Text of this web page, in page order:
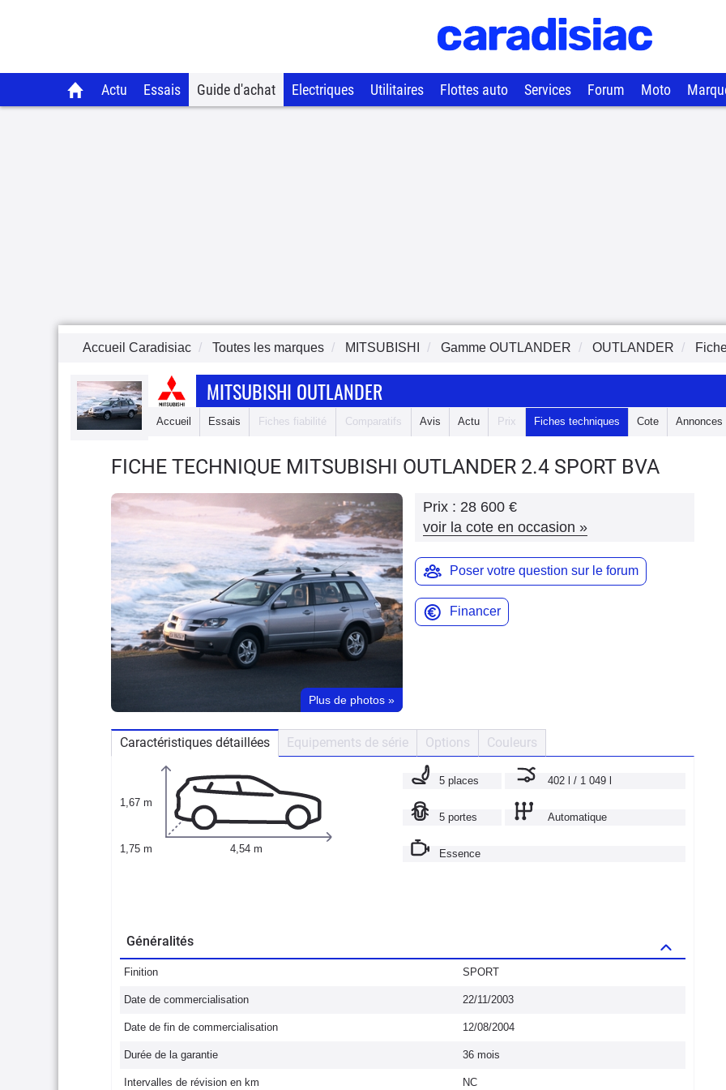
Actu Essais Guide d'achat Electriques Utilitaires Flottes auto Services Forum Moto
Accueil Caradisiac Toutes les marques MITSUBISHI Gamme OUTLANDER OUTLANDER
MITSUBISHI OUTLANDER
Accueil Essais Fiches fiabilité Comparatifs Avis Actu Prix Fiches techniques Cote Annonces
FICHE TECHNIQUE MITSUBISHI OUTLANDER 2.4 SPORT BVA
Plus de photos »
Prix : 28 600 €
voir la cote en occasion »
Poser votre question sur le forum
Financer
Caractéristiques détaillées Equipements de série Options Couleurs
1,67 m
1,75 m 4,54 m
5 places 402 l / 1 049 l
5 portes Automatique
Essence
Généralités
Finition SPORT
Date de commercialisation 22/11/2003
Date de fin de commercialisation 12/08/2004
Durée de la garantie 36 mois
Intervalles de révision en km NC